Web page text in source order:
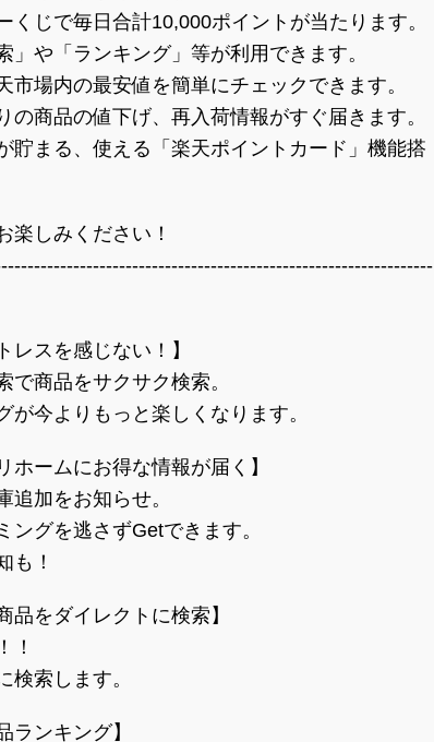
くじで毎日合計10,000ポイントが当たります。
」や「ランキング」等が利用できます。
市場内の最安値を簡単にチェックできます。
の商品の値下げ、再入荷情報がすぐ届きます。
貯まる、使える「楽天ポイントカード」機能搭
楽しみください！
レスを感じない！】
で商品をサクサク検索。
今よりもっと楽しくなります。
ホームにお得な情報が届く】
追加をお知らせ。
グを逃さずGetできます。
も！
品をダイレクトに検索】
！
検索します。
ランキング】